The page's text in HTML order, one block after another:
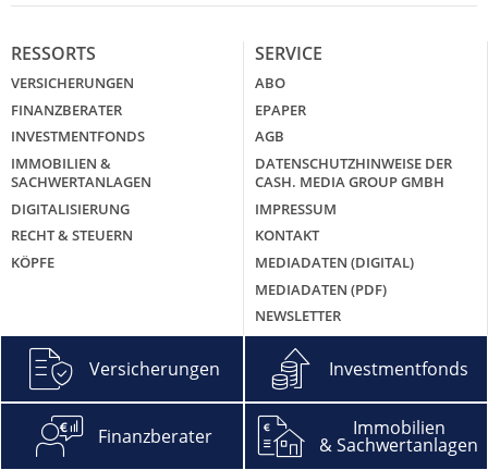
RESSORTS
VERSICHERUNGEN
FINANZBERATER
INVESTMENTFONDS
IMMOBILIEN &
SACHWERTANLAGEN
DIGITALISIERUNG
RECHT & STEUERN
KÖPFE
SERVICE
ABO
EPAPER
AGB
DATENSCHUTZHINWEISE DER
CASH. MEDIA GROUP GMBH
IMPRESSUM
KONTAKT
MEDIADATEN (DIGITAL)
MEDIADATEN (PDF)
NEWSLETTER
ÜBER UNS
CASH. GROUNDING PAGE
MEHR CASH.
CASH. EXTRA
Versicherungen Investmentfonds
Finanzberater Immobilien
& Sachwertanlagen